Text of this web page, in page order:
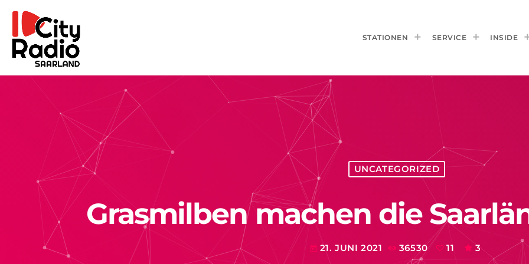
STATIONEN SERVICE INSIDE
UNCATEGORIZED
Grasmilben machen die
today 21. JUNI 2021 36530 11 3